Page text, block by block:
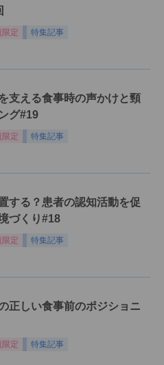
限定 特集記事
支える食事時の声かけと頸
グ#19
限定 特集記事
する？患者の認知活動を促
づくり#18
限定 特集記事
正しい食事前のポジショニ
限定 特集記事